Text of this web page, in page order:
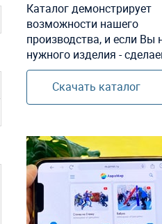
Каталог демонстрирует
возможности нашего
производства, и если Вы
нужного изделия -
Скачать каталог